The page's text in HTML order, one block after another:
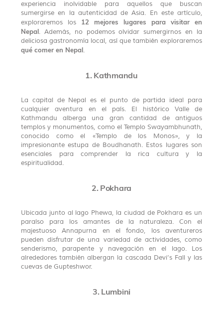
experiencia inolvidable para aquellos que buscan
sumergirse en la autenticidad de Asia. En este artículo,
exploraremos los 12 mejores lugares para visitar en
Nepal. Además, no podemos olvidar sumergirnos en la
deliciosa gastronomía local, así que también exploraremos
qué comer en Nepal.
1. Kathmandu
La capital de Nepal es el punto de partida ideal para
cualquier aventura en el país. El histórico Valle de
Kathmandu alberga una gran cantidad de antiguos
templos y monumentos, como el Templo Swayambhunath,
conocido como el «Templo de los Monos», y la
impresionante estupa de Boudhanath. Estos lugares son
esenciales para comprender la rica cultura y la
espiritualidad.
2. Pokhara
Ubicada junto al lago Phewa, la ciudad de Pokhara es un
paraíso para los amantes de la naturaleza. Con el
majestuoso Annapurna en el fondo, los aventureros
pueden disfrutar de una variedad de actividades, como
senderismo, parapente y navegación en el lago. Los
alrededores también albergan la cascada Devi’s Fall y las
cuevas de Gupteshwor.
3. Lumbini